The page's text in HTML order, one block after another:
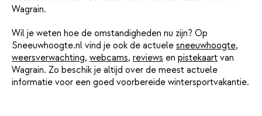
Wagrain.
Wil je weten hoe de omstandigheden nu zijn? Op
Sneeuwhoogte.nl vind je ook de actuele sneeuwhoogte,
weersverwachting, webcams, reviews en pistekaart van
Wagrain. Zo beschik je altijd over de meest actuele
informatie voor een goed voorbereide wintersportvakantie.